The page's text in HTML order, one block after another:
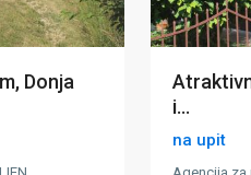
Donja
i...
na upit